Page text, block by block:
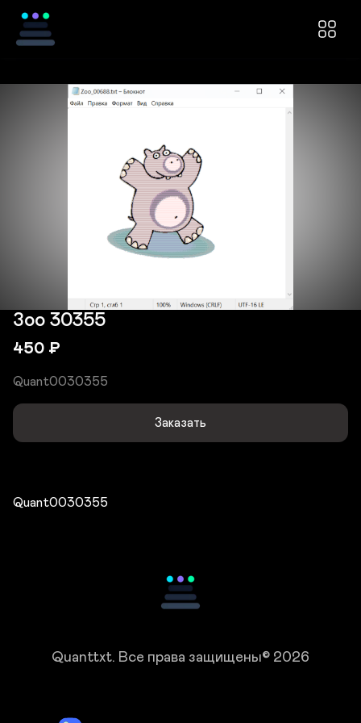
Зоо 30355
450 ₽
Quant0030355
Заказать
Quant0030355
Quanttxt. Все права защищены© 2026